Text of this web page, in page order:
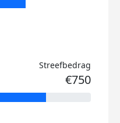
Streefbedrag
€750